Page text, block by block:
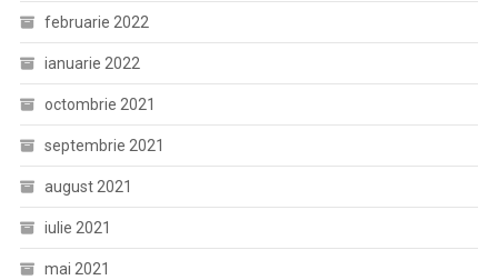
februarie 2022
ianuarie 2022
octombrie 2021
septembrie 2021
august 2021
iulie 2021
mai 2021